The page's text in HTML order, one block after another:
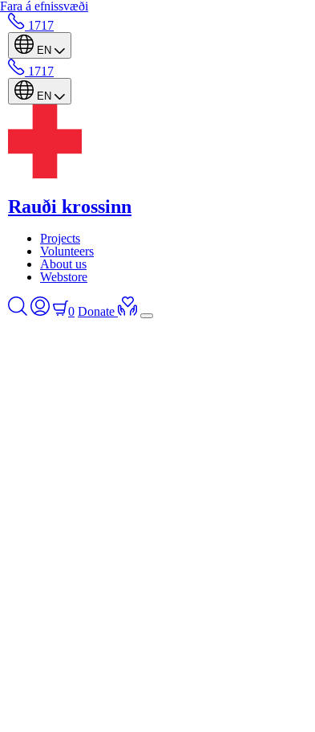
Fara á efnissvæði
1717
EN
1717
EN
Rauði krossinn
Projects
Volunteers
About us
Webstore
0 Donate